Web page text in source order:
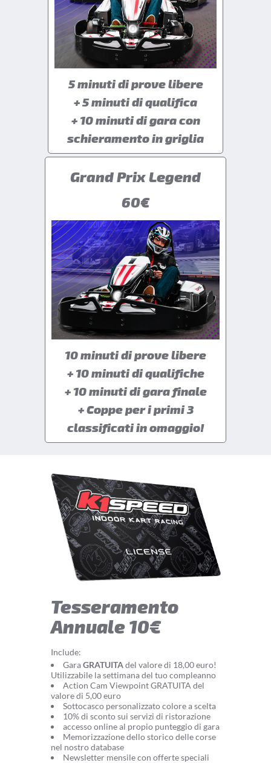
5 minuti di prove libere
+ 5 minuti di qualifica
+ 10 minuti di gara con
schieramento in griglia
Grand Prix Legend
60€
10 minuti di prove libere
+ 10 minuti di qualifiche
+ 10 minuti di gara finale
+ Coppe per i primi 3
classificati in omaggio!
Tesseramento
Annuale 10€
Include:
GaraGRATUITAdel valore di 18,00 euro!
Utilizzabile la settimana del tuo compleanno
Action Cam Viewpoint GRATUITA del
valore di 5,00 euro
Sottocasco personalizzato colore a scelta
10% di sconto sui servizi di ristorazione
accesso online al propio punteggio di gara
Memorizzazione dello storico delle corse
nel nostro database
Newsletter mensile con offerte speciali